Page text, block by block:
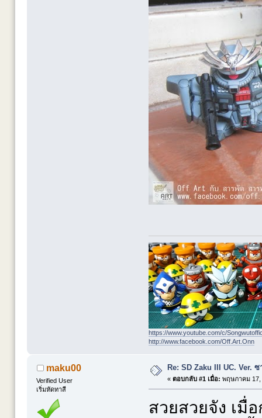
https://www.youtube.com/c/
http://www.facebook.com/Off.Art.Onn
maku00
Verified User
เริ่มหัดทาสี
Re: SD Zaku III UC. Ver.
« ตอบกลับ #1 เมื่อ: พฤษภาคม 17,
สวยสวยจัง เมื่